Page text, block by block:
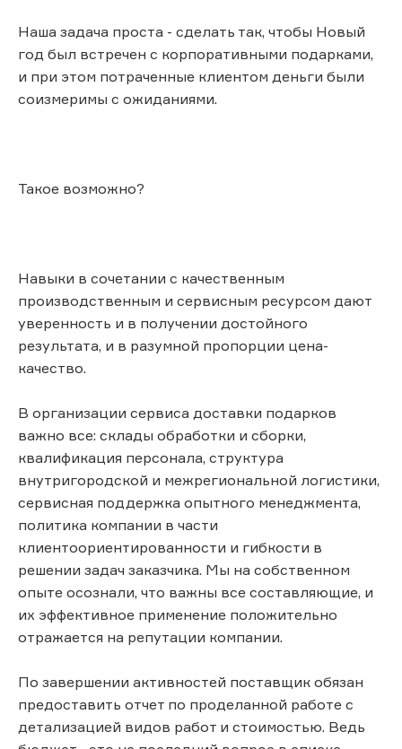
Наша задача проста - сделать так, чтобы Новый
год был встречен с корпоративными подарками,
и при этом потраченные клиентом деньги были
соизмеримы с ожиданиями.
Такое возможно?
Навыки в сочетании с качественным
производственным и сервисным ресурсом дают
уверенность и в получении достойного
результата, и в разумной пропорции цена-
качество.
В организации сервиса доставки подарков
важно все: склады обработки и сборки,
квалификация персонала, структура
внутригородской и межрегиональной логистики,
сервисная поддержка опытного менеджмента,
политика компании в части
клиентоориентированности и гибкости в
решении задач заказчика. Мы на собственном
опыте осознали, что важны все составляющие, и
их эффективное применение положительно
отражается на репутации компании.
По завершении активностей поставщик обязан
предоставить отчет по проделанной работе с
детализацией видов работ и стоимостью. Ведь